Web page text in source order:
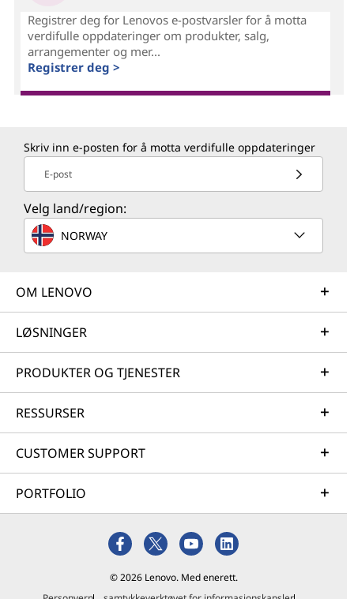
Registrer deg for Lenovos e-postvarsler for å motta
verdifulle oppdateringer om produkter, salg,
arrangementer og mer...
Registrer deg >
Skriv inn e-posten for å motta verdifulle oppdateringer
E-post
Velg land/region:
NORWAY
OM LENOVO
LØSNINGER
PRODUKTER OG TJENESTER
RESSURSER
CUSTOMER SUPPORT
PORTFOLIO
© 2026 Lenovo. Med enerett.